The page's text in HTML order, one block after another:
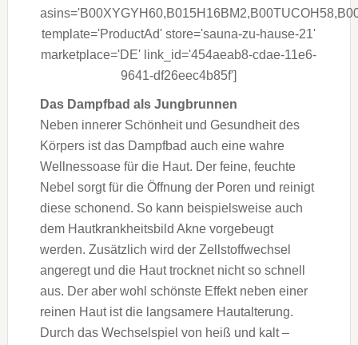
template='ProductAd' store='sauna-zu-hause-21'
marketplace='DE' link_id='454aeab8-cdae-11e6-
9641-df26eec4b85f']
Das Dampfbad als Jungbrunnen
Neben innerer Schönheit und Gesundheit des
Körpers ist das Dampfbad auch eine wahre
Wellnessoase für die Haut. Der feine, feuchte
Nebel sorgt für die Öffnung der Poren und reinigt
diese schonend. So kann beispielsweise auch
dem Hautkrankheitsbild Akne vorgebeugt
werden. Zusätzlich wird der Zellstoffwechsel
angeregt und die Haut trocknet nicht so schnell
aus. Der aber wohl schönste Effekt neben einer
reinen Haut ist die langsamere Hautalterung.
Durch das Wechselspiel von heiß und kalt –